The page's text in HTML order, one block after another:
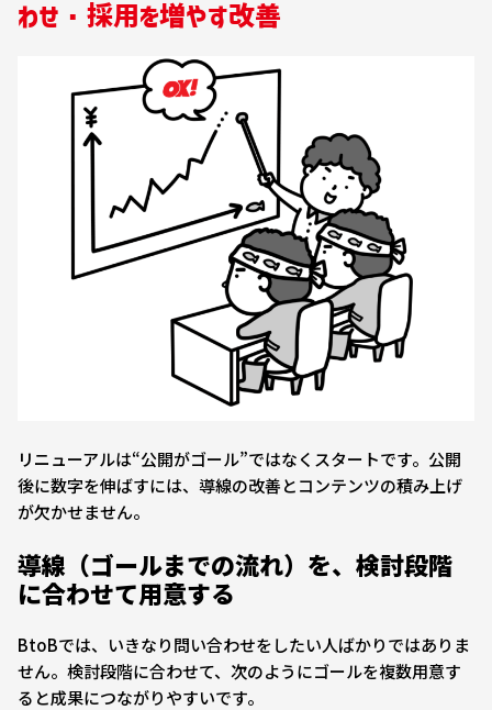
わせ・採用を増やす改善
リニューアルは“公開がゴール”ではなくスタートです。公開
後に数字を伸ばすには、導線の改善とコンテンツの積み上げ
が欠かせません。
導線（ゴールまでの流れ）を、検討段階
に合わせて用意する
BtoBでは、いきなり問い合わせをしたい人ばかりではありま
せん。検討段階に合わせて、次のようにゴールを複数用意す
ると成果につながりやすいです。